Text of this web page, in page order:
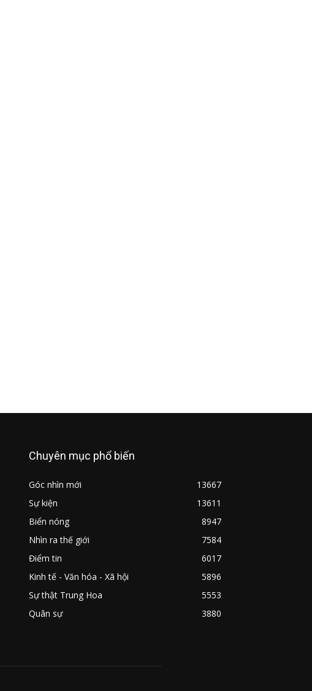
Chuyên mục phổ biến
Góc nhìn mới
13667
Sự kiện
13611
Biển nóng
8947
Nhìn ra thế giới
7584
Điểm tin
6017
Kinh tế - Văn hóa - Xã hội
5896
Sự thật Trung Hoa
5553
Quân sự
3880